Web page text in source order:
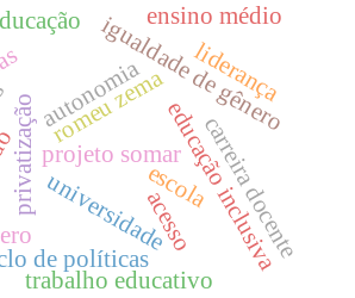
privatizaçãoprojeto somar
romeu zema
igualdade de gênero
universidade
de políticas educação inclusiva
acesso
escola
trabalho educativo
autonomia
carreira docente
ensino médio
liderança